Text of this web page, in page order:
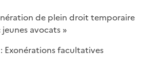
de plein droit temporaire
avocats »
Exonérations facultatives